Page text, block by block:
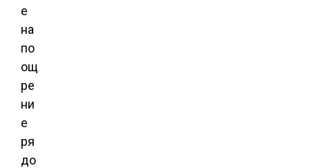
е
на
по
ощ
ре
ни
е
ря
до